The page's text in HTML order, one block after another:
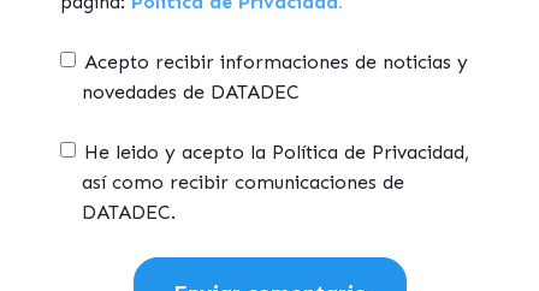
Acepto recibir informaciones de noticias y
novedades de DATADEC
He leido y acepto la Política de Privacidad,
así como recibir comunicaciones de
DATADEC.